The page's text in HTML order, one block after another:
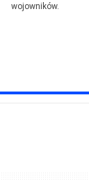
wojowników.